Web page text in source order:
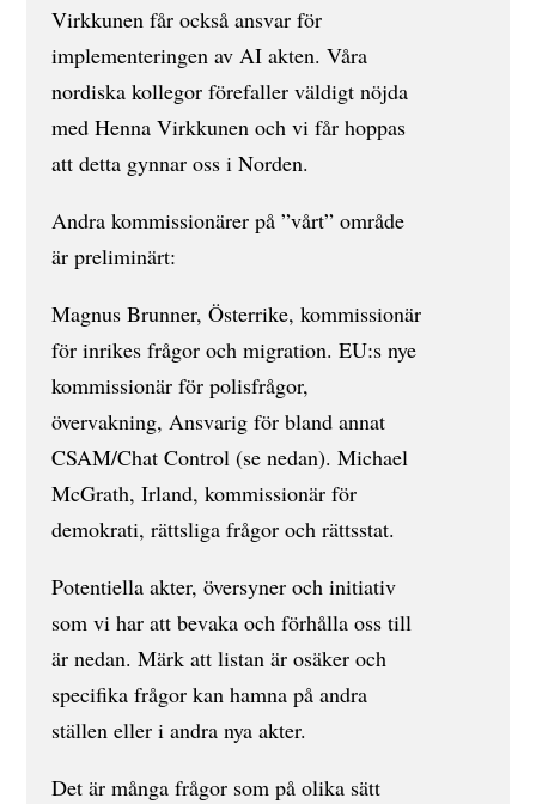
Virkkunen får också ansvar för
implementeringen av AI akten. Våra
nordiska kollegor förefaller väldigt nöjda
med Henna Virkkunen och vi får hoppas
att detta gynnar oss i Norden.
Andra kommissionärer på ”vårt” område
är preliminärt:
Magnus Brunner, Österrike, kommissionär
för inrikes frågor och migration. EU:s nye
kommissionär för polisfrågor,
övervakning, Ansvarig för bland annat
CSAM/Chat Control (se nedan). Michael
McGrath, Irland, kommissionär för
demokrati, rättsliga frågor och rättsstat.
Potentiella akter, översyner och initiativ
som vi har att bevaka och förhålla oss till
är nedan. Märk att listan är osäker och
specifika frågor kan hamna på andra
ställen eller i andra nya akter.
Det är många frågor som på olika sätt